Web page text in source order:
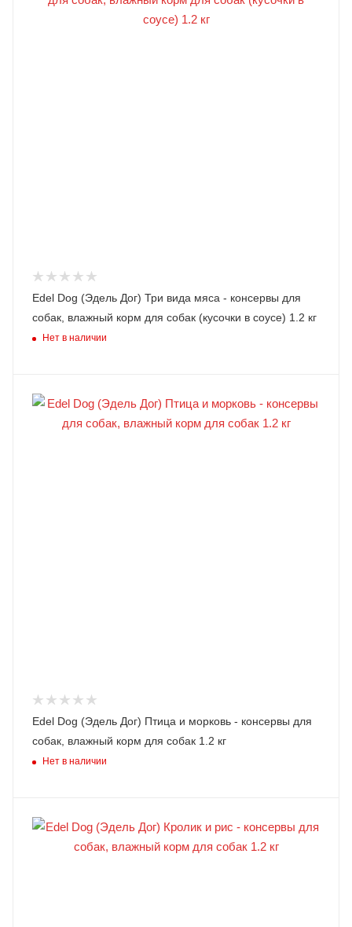
Edel Dog (Эдель Дог) Три вида мяса - консервы для
собак, влажный корм для собак (кусочки в соусе) 1.2 кг
Нет в наличии
Edel Dog (Эдель Дог) Птица и морковь - консервы для
собак, влажный корм для собак 1.2 кг
Нет в наличии